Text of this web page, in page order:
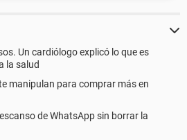
Un cardiólogo explicó lo que es
la salud
manipulan para comprar más en
de WhatsApp sin borrar la